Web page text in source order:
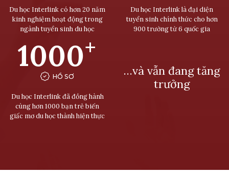
Du học Interlink có hơn 20 năm
kinh nghiệm hoạt động trong
ngành tuyển sinh du học
Du học Interlink là đại diện
tuyển sinh chính thức cho hơn
900 trường từ 6 quốc gia
1000+
HỒ SƠ
Du học Interlink đã đồng hành
cùng hơn 1000 bạn trẻ biến
giấc mơ du học thành hiện thực
…và vẫn đang tăng
trưởng